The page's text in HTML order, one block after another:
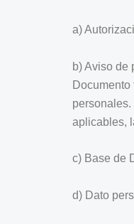
a)
b) Aviso de
aplicables,
c) Base de
d) Dato